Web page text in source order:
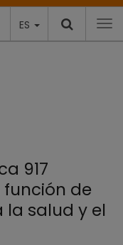
ES
917
de
salud y el